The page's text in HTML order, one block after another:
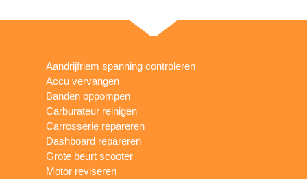
Aandrijfriem spanning controleren
Accu vervangen
Banden oppompen
Carburateur reinigen
Carrosserie repareren
Dashboard repareren
Grote beurt scooter
Motor reviseren